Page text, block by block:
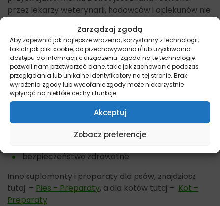
Zarządzaj zgodą
Aby zapewnić jak najlepsze wrażenia, korzystamy z technologii,
takich jak pliki cookie, do przechowywania i/lub uzyskiwania
dostępu do informacji o urządzeniu. Zgoda na te technologie
pozwoli nam przetwarzać dane, takie jak zachowanie podczas
przeglądania lub unikalne identyfikatory na tej stronie. Brak
wyrażenia zgody lub wycofanie zgody może niekorzystnie
wpłynąć na niektóre cechy i funkcje.
Akceptuj
Zobacz preferencje
przez lekarzy weterynarii, hodowców i opiekunów nie
Zalety suplementów Dolfos
oryginalne receptury stworzone przez
ekspertów
pozytywne rekomendacje lekarzy weterynarii
wsparcie jednostek naukowych
bezpieczeństwo zdrowotne
Inne suplementy i preparaty dla psów, znajdziesz
tutaj – Pies – Preparaty, a dla kotów tutaj – Kot –
Preparaty